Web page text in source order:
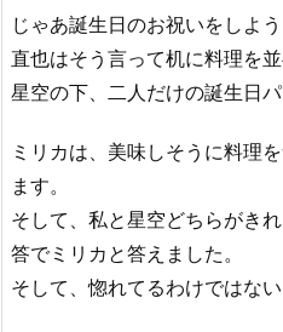
じゃあ誕生日のお祝いをしよう
直也はそう言って机に料理を並
星空の下、二人だけの誕生日
ミリカは、美味しそうに料理
ます。
そして、私と星空どちらがき
答でミリカと答えました。
そして、惚れてるわけではな